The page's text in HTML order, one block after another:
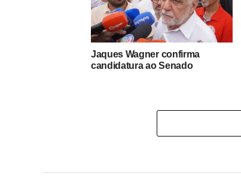
Jaques Wagner confirma
candidatura ao Senado